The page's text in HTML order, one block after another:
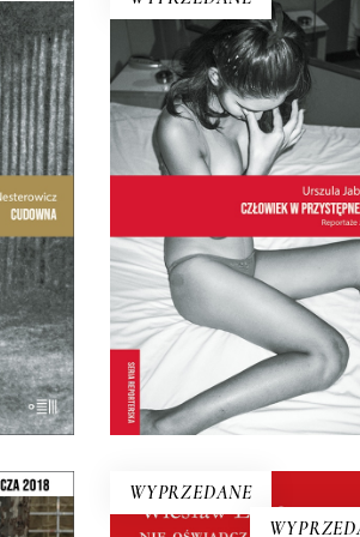
z
E-BOOK DO
KOSZYKA
CZŁOWIEK W
PRZYSTĘPNEJ
REPORTAŻE Z
Co kryje się za fasadą
uśmiechu z folderów
turystycznych? Uwaga!
Przeczytaj tę książkę
podróżą do Tajlandii, ale
zabieraj jej ze sobą. Po
zrozumiesz dlaczego…
zł 17.50zł
WYPRZEDANE